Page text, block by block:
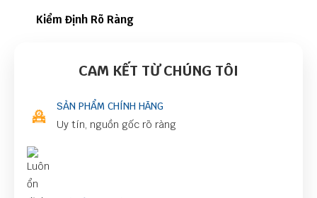
Kiểm Định Rõ Ràng
CAM KẾT TỪ CHÚNG TÔI
SẢN PHẨM CHÍNH HÃNG
Uy tín, nguồn gốc rõ ràng